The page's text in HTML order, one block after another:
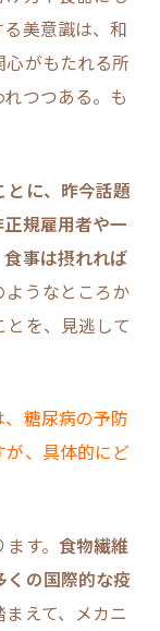
美意識は、和
がもたれる所
つつある。も
とに、昨今話題
規雇用者や一
事は摂れれば
ようなところか
を、見逃して
糖尿病の予防
、具体的にど
す。 食物繊維
くの国際的な疫
えて、メカニ